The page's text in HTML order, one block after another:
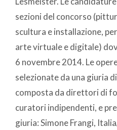
sezioni del concorso
scultura e installazione,
arte virtuale e digitale)
6 novembre 2014. Le
selezionate da una giuria
composta da direttori di
curatori indipendenti, e
giuria: Simone Frangi,